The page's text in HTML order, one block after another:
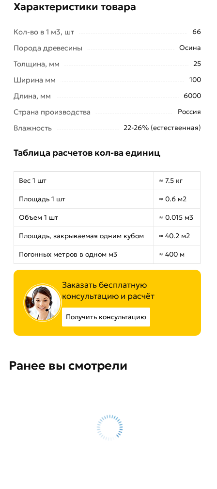
Характеристики товара
Кол-во в 1 м3, шт 66
Порода древесины Осина
Толщина, мм 25
Ширина мм 100
Длина, мм 6000
Страна производства Россия
Влажность 22-26% (естественная)
Таблица расчетов кол-ва единиц
Вес 1 шт ≈ 7.5 кг
Площадь 1 шт ≈ 0.6 м2
Объем 1 шт ≈ 0.015 м3
Площадь, закрываемая одним кубом ≈ 40.2 м2
Погонных метров в одном м3 ≈ 400 м
Заказать бесплатную
консультацию и расчёт
Получить консультацию
Ранее вы смотрели